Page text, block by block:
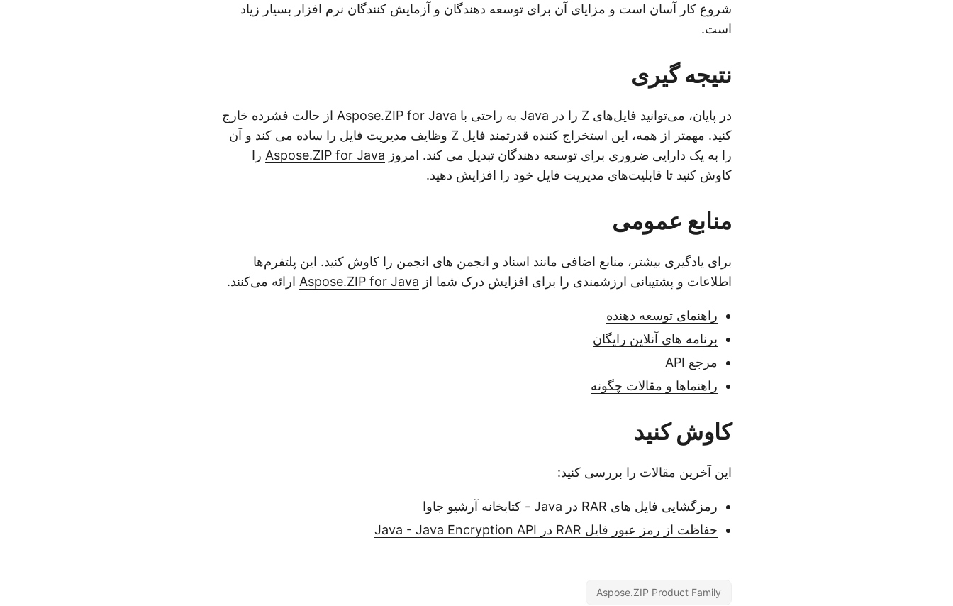
شروع کار آسان است و مزایای آن برای توسعه دهندگان و آزمایش کنندگان نرم افزار بسیار زیاد
است.
نتیجه گیری
در پایان، می‌توانید فایل‌های Z را در Java به راحتی با Aspose.ZIP for Java از حالت فشرده خارج
کنید. مهمتر از همه، این استخراج کننده قدرتمند فایل Z وظایف مدیریت فایل را ساده می کند و آن
را به یک دارایی ضروری برای توسعه دهندگان تبدیل می کند. امروز Aspose.ZIP for Java را
کاوش کنید تا قابلیت‌های مدیریت فایل خود را افزایش دهید.
منابع عمومی
برای یادگیری بیشتر، منابع اضافی مانند اسناد و انجمن های انجمن را کاوش کنید. این پلتفرم‌ها
اطلاعات و پشتیبانی ارزشمندی را برای افزایش درک شما از Aspose.ZIP for Java ارائه می‌کنند.
راهنمای توسعه دهنده
برنامه های آنلاین رایگان
مرجع API
راهنماها و مقالات چگونه
کاوش کنید
این آخرین مقالات را بررسی کنید:
رمزگشایی فایل های RAR در Java - کتابخانه آرشیو جاوا
حفاظت از رمز عبور فایل RAR در Java - Java Encryption API
Aspose.ZIP Product Family